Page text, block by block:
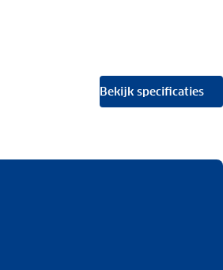
Bekijk specificaties